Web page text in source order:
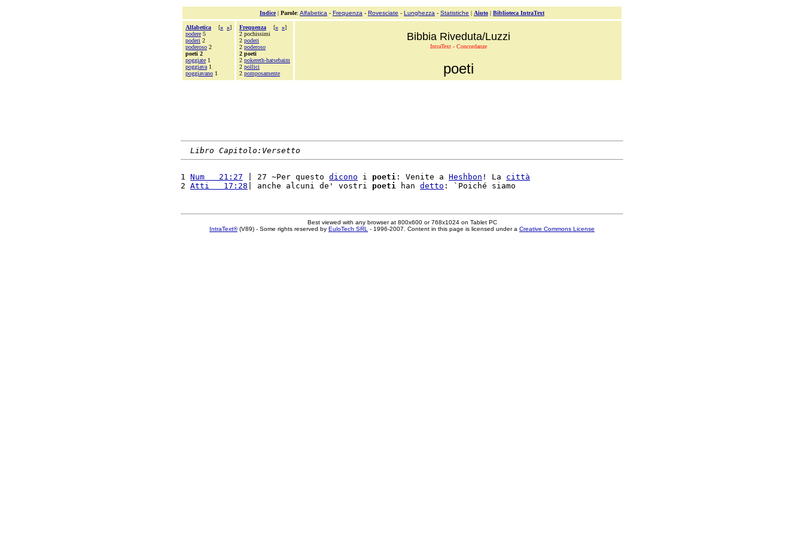
Indice| Parole: Alfabetica - Frequenza - Rovesciate - Lunghezza - Statistiche | Aiuto | Biblioteca IntraText
Alfabetica [« »]
podere 5
poderi 2
poderoso 2
poeti 2
poggiate 1
poggiava 1
poggiavano 1
Frequenza [« »]
2 pochissimi
2 poderi
2 poderoso
2 poeti
2 pokereth-hatsebaim
2 pollici
2 pomposamente
Bibbia Riveduta/Luzzi
IntraText - Concordanze
poeti
Libro Capitolo:Versetto
1 Num   21:27 | 27 ~Per questo dicono i poeti : Venite a Heshbon ! La città
2 Atti   17:28 | anche alcuni de' vostri poeti han detto
Best viewed with any browser at 800x600 or 768x1024 on Tablet PC
IntraText®(V89) - Some rights reserved by EuloTech SRL - 1996-2007. Content in this page is licensed under a Creative Commons License